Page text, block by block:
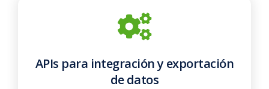
APIs para integración y exportación
de datos